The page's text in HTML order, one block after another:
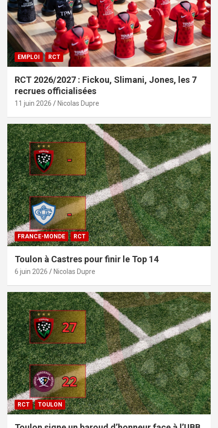
EMPLOI RCT
RCT 2026/2027 : Fickou, Slimani, Jones, les 7
recrues officialisées
11 juin 2026 Nicolas Dupre
FRANCE-MONDE RCT
Toulon à Castres pour finir le Top 14
6 juin 2026 Nicolas Dupre
RCT TOULON